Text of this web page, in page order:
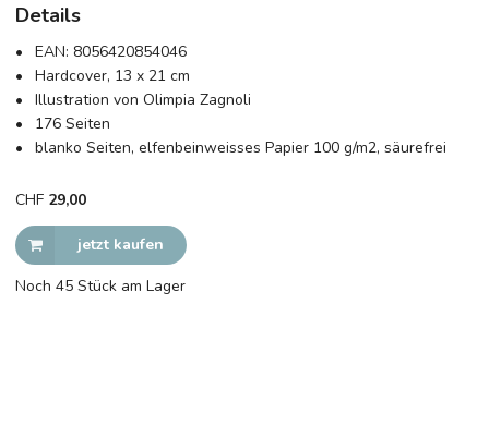
Details
EAN: 8056420854046
Hardcover, 13 x 21 cm
Illustration von Olimpia Zagnoli
176 Seiten
blanko Seiten, elfenbeinweisses Papier 100 g/m2, säurefrei
CHF 29,00
jetzt kaufen
Noch 45 Stück am Lager